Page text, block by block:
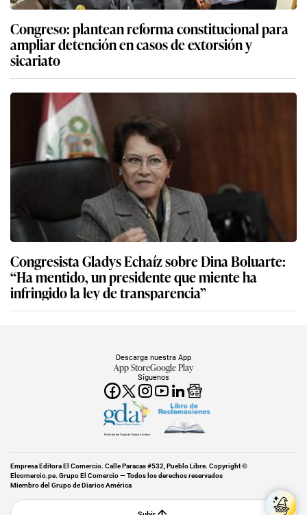
Congreso: plantean reforma constitucional para
ampliar detención en casos de extorsión y
sicariato
Congresista Gladys Echaíz sobre Dina Boluarte:
“Ha mentido, un presidente que miente ha
infringido la ley de transparencia”
Síguenos
Descarga nuestra App
App StoreGoogle Play
Miembro del Grupo de Diarios América
Empresa Editora El Comercio. Calle Paracas #532, Pueblo Libre. Copyright ©
Elcomercio.pe. Grupo El Comercio — Todos los derechos reservados
Miembro del Grupo de Diarios América